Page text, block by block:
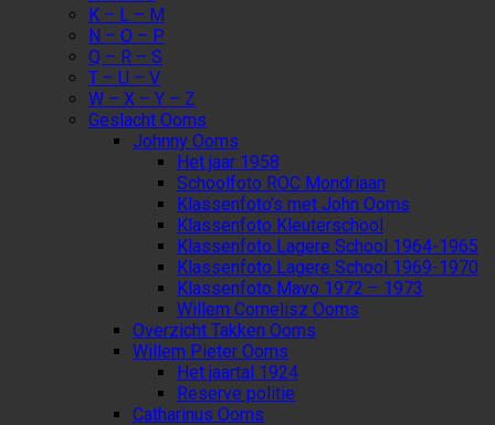
K – L – M
N – O – P
Q – R – S
T – U – V
W – X – Y – Z
Geslacht Ooms
Johnny Ooms
Het jaar 1958
Schoolfoto ROC Mondriaan
Klassenfoto’s met John Ooms
Klassenfoto Kleuterschool
Klassenfoto Lagere School 1964-1965
Klassenfoto Lagere School 1969-1970
Klassenfoto Mavo 1972 – 1973
Willem Cornelisz Ooms
Overzicht Takken Ooms
Willem Pieter Ooms
Het jaartal 1924
Reserve politie
Catharinus Ooms